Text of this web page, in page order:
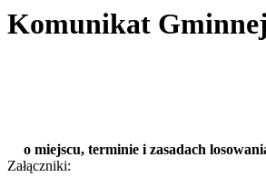
Komunikat
o miejscu, terminie i zasadach
Załączniki: